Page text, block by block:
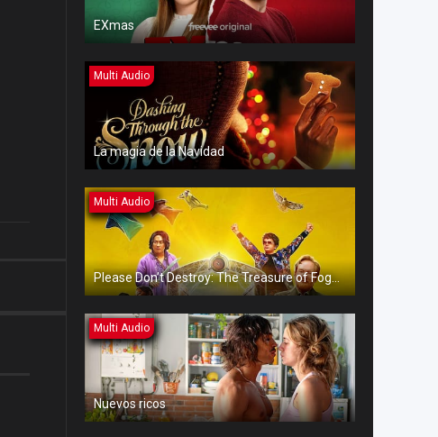
EXmas
Multi Audio
La magia de la Navidad
Multi Audio
Please Don’t Destroy: The Treasure of Foggy Mountain
Multi Audio
Nuevos ricos